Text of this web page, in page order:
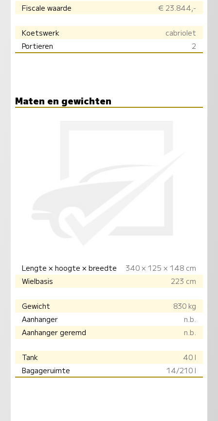
Fiscale waarde
€ 23.844,-
Koetswerk
cabriolet
Portieren
2
Maten en gewichten
Lengte × hoogte × breedte
340 × 125 × 148 cm
Wielbasis
223 cm
Gewicht
830 kg
Aanhanger
n.b.
Aanhanger geremd
n.b.
Tank
40 l
Bagageruimte
14/210 l